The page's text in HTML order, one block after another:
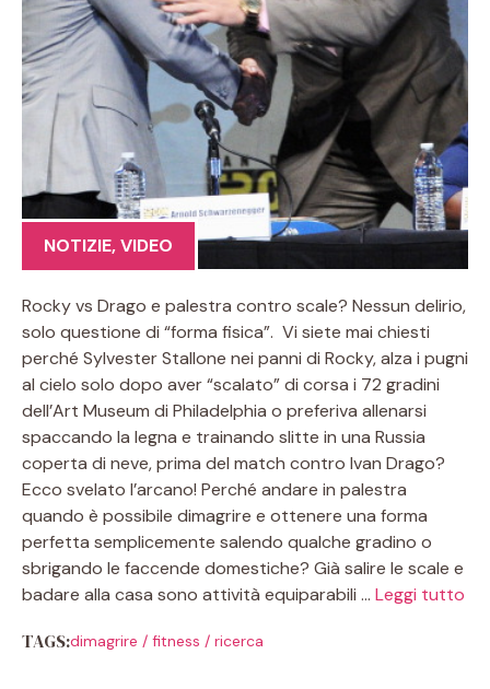
NOTIZIE,VIDEO
Rocky vs Drago e palestra contro scale? Nessun delirio,
solo questione di “forma fisica”. Vi siete mai chiesti
perché Sylvester Stallone nei panni di Rocky, alza i pugni
al cielo solo dopo aver “scalato” di corsa i 72 gradini
dell’Art Museum di Philadelphia o preferiva allenarsi
spaccando la legna e trainando slitte in una Russia
coperta di neve, prima del match contro Ivan Drago?
Ecco svelato l’arcano! Perché andare in palestra
quando è possibile dimagrire e ottenere una forma
perfetta semplicemente salendo qualche gradino o
sbrigando le faccende domestiche? Già salire le scale e
badare alla casa sono attività equiparabili … Leggi tutto
TAGS:dimagrire / fitness / ricerca